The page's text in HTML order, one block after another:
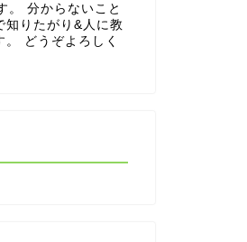
。 分からないこと
知りたがり&人に教
。 どうぞよろしく